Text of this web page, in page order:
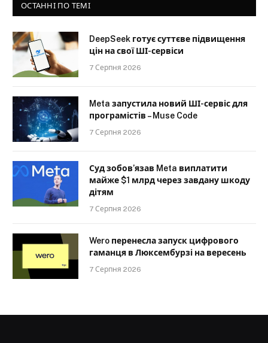
ОСТАННІ ПО ТЕМІ
DeepSeek готує суттєве підвищення
цін на свої ШІ-сервіси
7 Серпня 2026
Meta запустила новий ШІ-сервіс для
програмістів – Muse Code
7 Серпня 2026
Суд зобов’язав Meta виплатити
майже $1 млрд через завдану шкоду
дітям
7 Серпня 2026
Wero перенесла запуск цифрового
гаманця в Люксембурзі на вересень
7 Серпня 2026